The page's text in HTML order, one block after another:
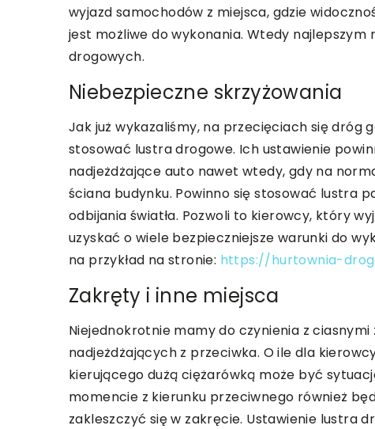
wyjazd samochodów z miejsca, gdzie
jest możliwe do wykonania. Wtedy
drogowych.
Niebezpieczne skrzyżowania
Jak już wykazaliśmy, na przecięciach się dróg
stosować lustra drogowe. Ich ustawienie
nadjeżdżające auto nawet wtedy, gdy na
ściana budynku. Powinno się stosować lustra
odbijania światła. Pozwoli to kierowcy, który
uzyskać o wiele bezpieczniejsze warunki do
na przykład na stronie: https://hurtownia-
Zakręty i inne miejsca
Niejednokrotnie mamy do czynienia z
nadjeżdżających z przeciwka. O ile dla
kierującego dużą ciężarówką może być
momencie z kierunku przeciwnego również
zakleszczyć się w zakręcie. Ustawienie lustra